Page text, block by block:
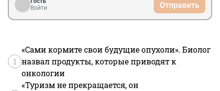
Войти
Отправить
1
«Сами кормите свои будущие опухоли». Биолог
назвал продукты, которые приводят к
онкологии
«Туризм не прекращается, он